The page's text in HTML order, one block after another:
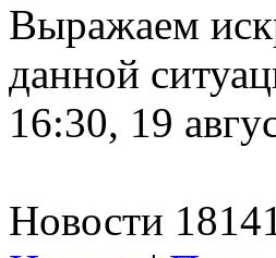
Выражаем
данной
16:30, 19
Новости